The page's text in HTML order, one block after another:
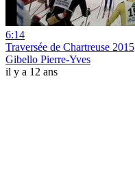
6:14
Traversée de Chartreuse 2015
Gibello Pierre-Yves
il y a 12 ans